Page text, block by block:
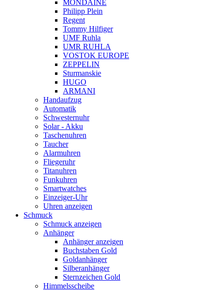
MONDAINE
Philipp Plein
Regent
Tommy Hilfiger
UMF Ruhla
UMR RUHLA
VOSTOK EUROPE
ZEPPELIN
Sturmanskie
HUGO
ARMANI
Handaufzug
Automatik
Schwesternuhr
Solar - Akku
Taschenuhren
Taucher
Alarmuhren
Fliegeruhr
Titanuhren
Funkuhren
Smartwatches
Einzeiger-Uhr
Uhren anzeigen
Schmuck
Schmuck anzeigen
Anhänger
Anhänger anzeigen
Buchstaben Gold
Goldanhänger
Silberanhänger
Sternzeichen Gold
Himmelsscheibe